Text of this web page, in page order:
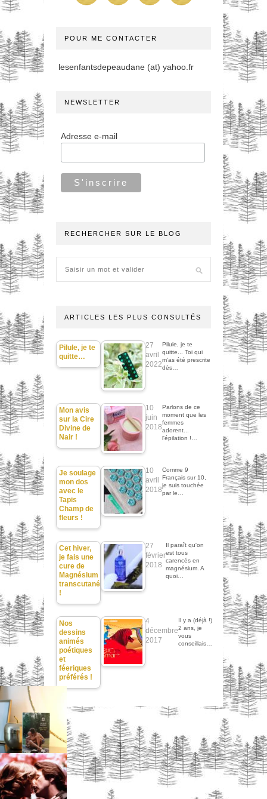
POUR ME CONTACTER
lesenfantsdepeaudane (at) yahoo.fr
NEWSLETTER
Adresse e-mail
RECHERCHER SUR LE BLOG
ARTICLES LES PLUS CONSULTÉS
Pilule, je te
quitte…
27
avril
2022
Pilule, je te
quitte... Toi qui
m'as été prescrite
dès…
Mon avis
sur la Cire
Divine de
Nair !
10
juin
2018
Parlons de ce
moment que les
femmes
adorent...
l'épilation !…
Je soulage
mon dos
avec le
Tapis
Champ de
fleurs !
10
avril
2018
Comme 9
Français sur 10,
je suis touchée
par le…
Cet hiver,
je fais une
cure de
Magnésium
transcutané
!
27
février
2018
Il paraît qu'on
est tous
carencés en
magnésium. A
quoi…
Nos
dessins
animés
poétiques
et
féeriques
préférés !
4
décembre
2017
Il y a (déjà !)
2 ans, je
vous
conseillais…